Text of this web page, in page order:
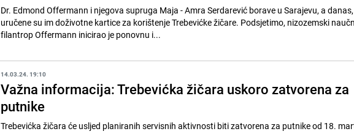
Dr. Edmond Offermann i njegova supruga Maja - Amra Serdarević borave u Sarajevu, a
uručene su im doživotne kartice za korištenje Trebevićke žičare. Podsjetimo, nizozemski
filantrop Offermann inicirao je ponovnu i...
14.03.24. 19:10
Važna informacija: Trebevićka žičara uskoro zatvorena za
putnike
Trebevićka žičara će usljed planiranih servisnih aktivnosti biti zatvorena za putnike od 18.